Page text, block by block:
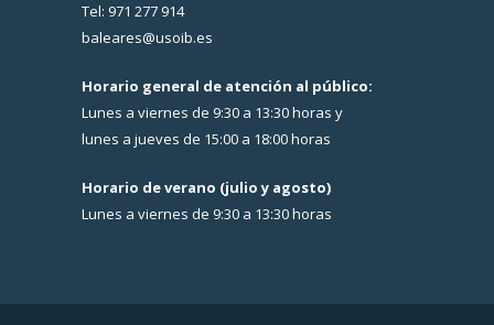
Tel: 971 277 914
baleares@usoib.es
Horario general de atención al público:
Lunes a viernes de 9:30 a 13:30 horas y
lunes a jueves de 15:00 a 18:00 horas
Horario de verano (julio y agosto)
Lunes a viernes de 9:30 a 13:30 horas